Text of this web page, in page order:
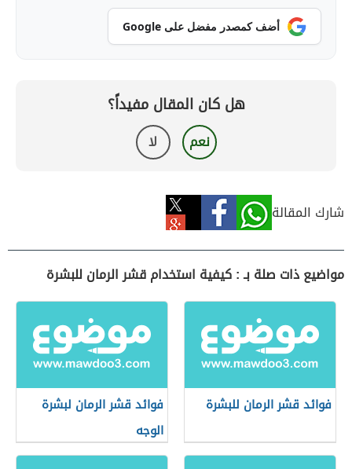
أضف كمصدر مفضل على Google
هل كان المقال مفيداً؟
نعم لا
شارك المقالة
مواضيع ذات صلة بـ : كيفية استخدام قشر الرمان للبشرة
فوائد قشر الرمان للبشرة
فوائد قشر الرمان لبشرة
الوجه